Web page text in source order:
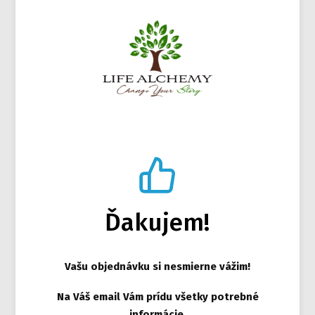
Ďakujem!
Vašu objednávku si nesmierne vážim!
Na Váš email Vám prídu všetky potrebné